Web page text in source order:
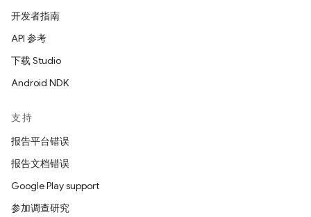
开发者指南
API 参考
下载 Studio
Android NDK
支持
报告平台错误
报告文档错误
Google Play support
参加调查研究